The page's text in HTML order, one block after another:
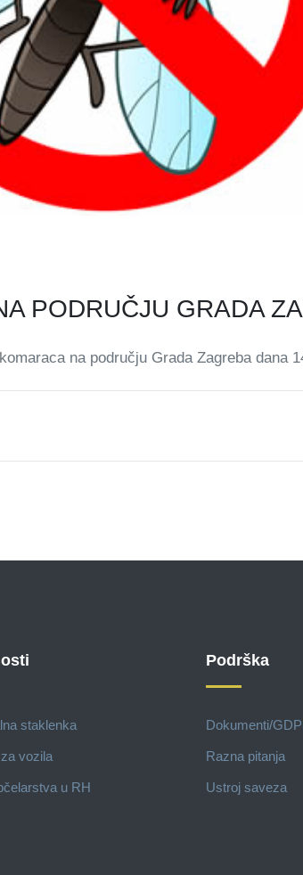
PODRUČJU GRADA
na području Grada Zagreba dana
staklenka
vozila
u RH
Podrška
Dokumenti/
Razna pitanja
Ustroj saveza